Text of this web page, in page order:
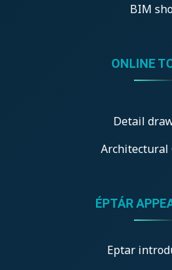
BIM
ONLINE
Detail
Architectural
ÉPTÁR
Eptar